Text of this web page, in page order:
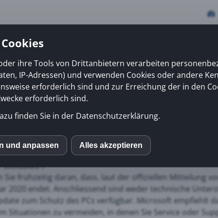
Erfolge News Kiosk Über uns
für
7
Sie frühzeitig daran, dass, laut der offiziellen Mitteilung
2020 endet. Anschliessend sind weder technische
zum Schutz des PCs verfügbar. Microsoft empfiehlt
Situationen zu vermeiden, in denen Sie Service oder
ihre Tools von Drittanbietern verarbeiten
IP-Adressen) und verwenden Cookies oder andere
erforderlich sind und zur Erreichung der in den
erforderlich sind.
finden Sie in der Datenschutzerklärung.
(Piwik)
und anpassen Alles akzeptieren